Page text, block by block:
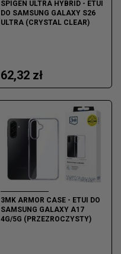
SPIGEN ULTRA HYBRID - ETUI
DO SAMSUNG GALAXY S26
ULTRA (CRYSTAL CLEAR)
62,32 zł
3MK ARMOR CASE - ETUI DO
SAMSUNG GALAXY A17
4G/5G (PRZEZROCZYSTY)